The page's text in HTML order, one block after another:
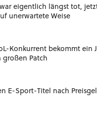
eigentlich längst tot,
unerwartete Weise
Konkurrent bekommt ein
großen Patch
E-Sport-Titel nach